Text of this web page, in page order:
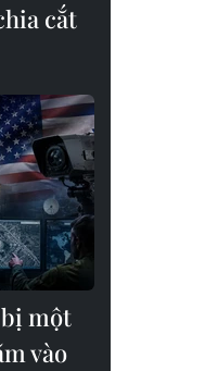
cắt
một
vào